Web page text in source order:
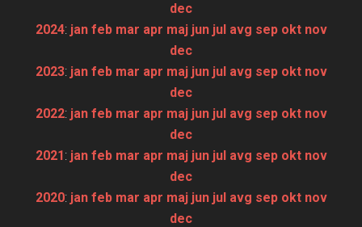
dec
2024: jan feb mar apr maj jun jul avg sep okt nov
dec
2023: jan feb mar apr maj jun jul avg sep okt nov
dec
2022: jan feb mar apr maj jun jul avg sep okt nov
dec
2021: jan feb mar apr maj jun jul avg sep okt nov
dec
2020: jan feb mar apr maj jun jul avg sep okt nov
dec